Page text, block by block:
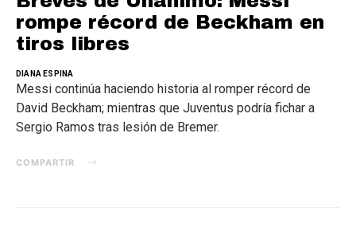
rompe récord de Beckham en
tiros libres
DIANA ESPINA
Messi continúa haciendo historia al romper récord de
David Beckham; mientras que Juventus podría fichar a
Sergio Ramos tras lesión de Bremer.
COMPARTIR